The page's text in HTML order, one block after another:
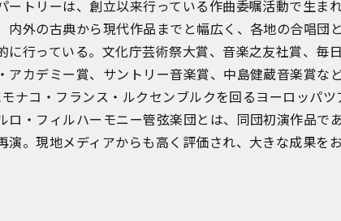
ートリーは、創立以来行っている作曲委嘱活動で生ま
内外の古典から現代作品までと幅広く、各地の合唱団
に行っている。文化庁芸術祭大賞、音楽之友社賞、毎
アカデミー賞、サントリー音楽賞、中島健蔵音楽賞など
ナコ・フランス・ルクセンブルクを回るヨーロッパ
ロ・フィルハーモニー管弦楽団とは、同団初演作品で
演。現地メディアからも高く評価され、大きな成果をお